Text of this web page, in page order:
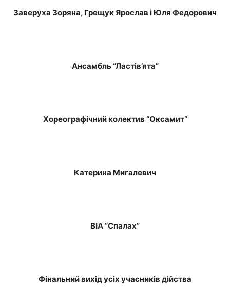
Заверуха Зоряна, Грещук Ярослав і Юля Федорович
Ансамбль “Ластів’ята”
Хореографічний колектив “Оксамит”
Катерина Мигалевич
ВІА “Спалах”
Фінальний вихід усіх учасників дійства